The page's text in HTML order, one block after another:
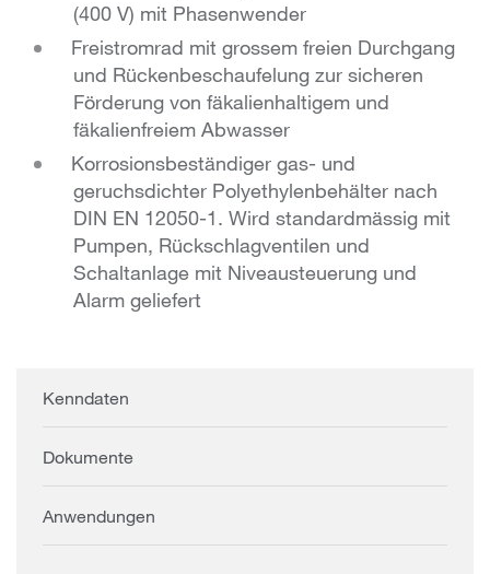
(400 V) mit Phasenwender
Freistromrad mit grossem freien Durchgang
und Rückenbeschaufelung zur sicheren
Förderung von fäkalienhaltigem und
fäkalienfreiem Abwasser
Korrosionsbeständiger gas- und
geruchsdichter Polyethylenbehälter nach
DIN EN 12050-1. Wird standardmässig mit
Pumpen, Rückschlagventilen und
Schaltanlage mit Niveausteuerung und
Alarm geliefert
Kenndaten
Dokumente
Anwendungen